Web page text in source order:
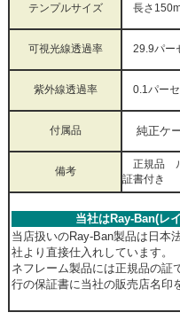
テンプルサイズ 長さ
可視光線透過率 29.9パ
紫外線透過率 0.1パー
付属品 純正ケ
備考
正規品 ル
証書付き
当社はRay-Ban(レ
当店扱いのRay-Ban製品は日本
社より直接仕入れしています
ネフレーム製品には正規品の証
行の保証書に当社の販売店名印